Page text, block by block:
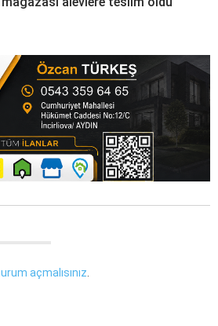
açmalısınız